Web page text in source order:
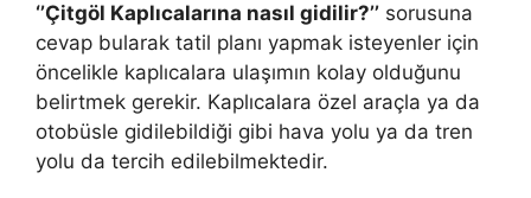
‘’Çitgöl Kaplıcalarına nasıl gidilir?’’ sorusuna
cevap bularak tatil planı yapmak isteyenler için
öncelikle kaplıcalara ulaşımın kolay olduğunu
belirtmek gerekir. Kaplıcalara özel araçla ya da
otobüsle gidilebildiği gibi hava yolu ya da tren
yolu da tercih edilebilmektedir.